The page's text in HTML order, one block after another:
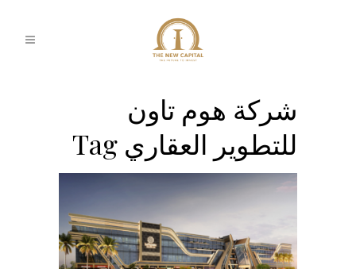
شركة هوم تاون
للتطوير العقاري Tag